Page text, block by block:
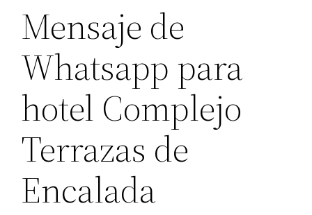
Mensaje de
Whatsapp para
hotel Complejo
Terrazas de
Encalada